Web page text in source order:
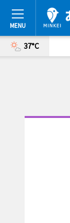
37°C